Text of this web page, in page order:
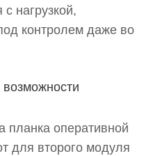
нагрузкой,
контролем даже во
возможности
планка оперативной
для второго модуля